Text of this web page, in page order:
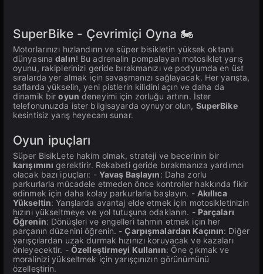
SuperBike - Çevrimiçi Oyna 🏍️
Motorlarınızı hızlandırın ve süper bisikletin yüksek oktanlı
dünyasınadalın! Bu adrenalin pompalayan motosiklet yarış
oyunu, rakiplerinizi geride bırakmanızı ve podyumda en üst
sıralarda yer almak için savaşmanızı sağlayacak. Her yarışta,
saflarda yükselin, yeni pistlerin kilidini açın ve daha da
dinamik biroyun deneyimi için zorluğu artırın. İster
telefonunuzda ister bilgisayarda oynuyor olun, SuperBike
kesintisiz yarış heyecanı sunar.
Oyun ipuçları
Süper BisikLete hakim olmak, strateji ve becerinin bir
karışımını gerektirir. Rekabeti geride bırakmanıza yardımcı
olacak bazı ipuçları: - Yavaş Başlayın: Daha zorlu
parkurlarla mücadele etmeden önce kontroller hakkında fikir
edinmek için daha kolay parkurlarla başlayın. - Akıllıca
Yükseltin: Yarışlarda avantaj elde etmek için motosikletinizin
hızını yükseltmeye ve yol tutuşuna odaklanın. - Parçaları
Öğrenin: Dönüşleri ve engelleri tahmin etmek için her
parçanın düzenini öğrenin. -Çarpışmalardan Kaçının: Diğer
yarışçılardan uzak durmak hızınızı koruyacak ve kazaları
önleyecektir. - Özelleştirmeyi Kullanın: Öne çıkmak ve
moralinizi yükseltmek için yarışçınızın görünümünü
özelleştirin.